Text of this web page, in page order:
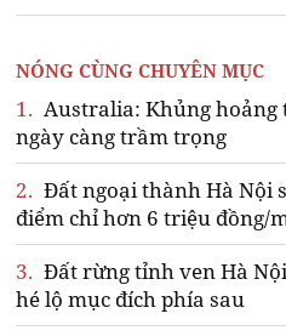
NÓNG CÙNG CHUYÊN MỤC
1. Australia: Khủng hoảng
ngày càng trầm trọng
2. Đất ngoại thành Hà Nội
điểm chỉ hơn 6 triệu đồng/
3. Đất rừng tỉnh ven Hà
hé lộ mục đích phía sau